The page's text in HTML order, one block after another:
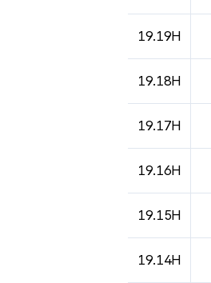
19.19H
19.18H
19.17H
19.16H
19.15H
19.14H